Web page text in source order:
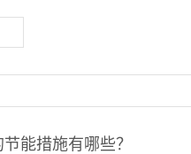
能措施有哪些？